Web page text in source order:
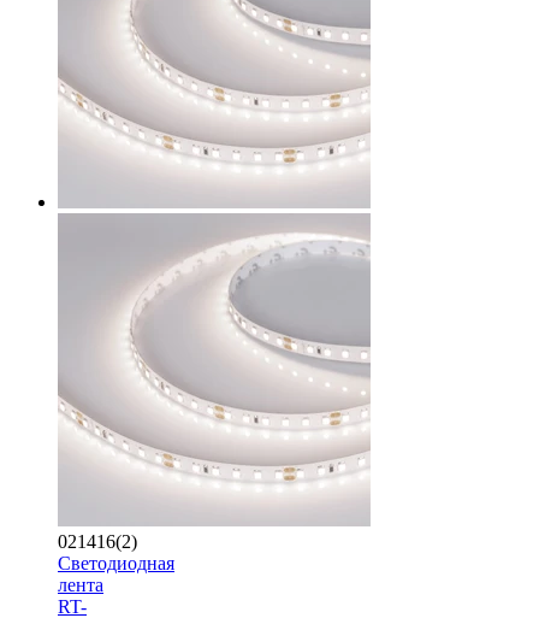
021416(2)
Светодиодная
лента
RT-